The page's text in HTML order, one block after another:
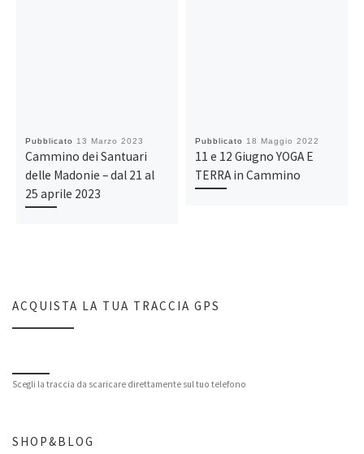
Pubblicato 13 Marzo 2023
Cammino dei Santuari
delle Madonie – dal 21 al
25 aprile 2023
Pubblicato 18 Maggio 2022
11 e 12 Giugno YOGA E
TERRA in Cammino
ACQUISTA LA TUA TRACCIA GPS
Scegli la traccia da scaricare direttamente sul tuo telefono
SHOP&BLOG